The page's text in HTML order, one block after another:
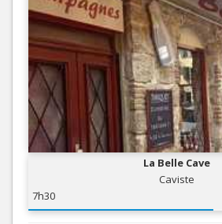
La Belle Cave
Caviste
7h30